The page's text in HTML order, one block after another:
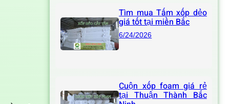
Tìm mua Tấm xốp dẻo
giá tốt tại miền Bắc
6/24/2026
Cuộn xốp foam giá rẻ
tại Thuận Thành Bắc